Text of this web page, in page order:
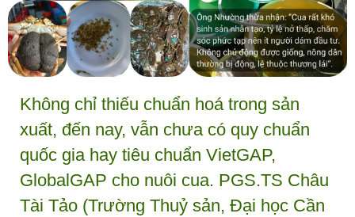
Không chỉ thiếu chuẩn hoá trong sản
xuất, đến nay, vẫn chưa có quy chuẩn
quốc gia hay tiêu chuẩn VietGAP,
GlobalGAP cho nuôi cua. PGS.TS Châu
Tài Tảo (Trường Thuỷ sản, Đại học Cần